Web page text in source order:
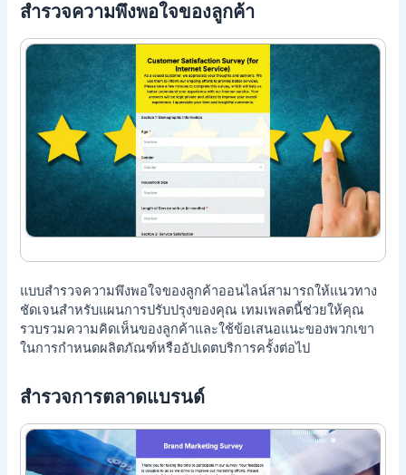
สำรวจความพึงพอใจของลูกค้า
แบบสำรวจความพึงพอใจของลูกค้าออนไลน์สามารถให้แนวทาง
ชัดเจนสำหรับแผนการปรับปรุงของคุณ เทมเพลตนี้ช่วยให้คุณ
รวบรวมความคิดเห็นของลูกค้าและใช้ข้อเสนอแนะของพวกเขา
ในการกำหนดผลิตภัณฑ์หรืออัปเดตบริการครั้งต่อไป
สำรวจการตลาดแบรนด์